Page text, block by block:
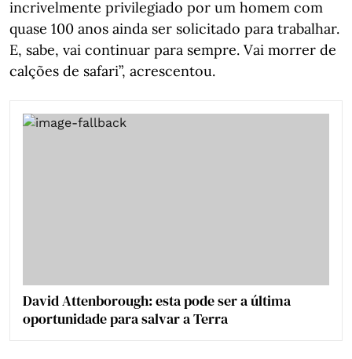
incrivelmente privilegiado por um homem com
quase 100 anos ainda ser solicitado para trabalhar.
E, sabe, vai continuar para sempre. Vai morrer de
calções de safari”, acrescentou.
David Attenborough: esta pode ser a última
oportunidade para salvar a Terra